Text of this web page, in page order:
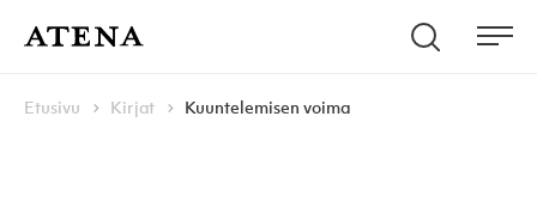
Atena Kustannus Hae
Navigoi
Etusivu
Kirjat Kuuntelemisen voima